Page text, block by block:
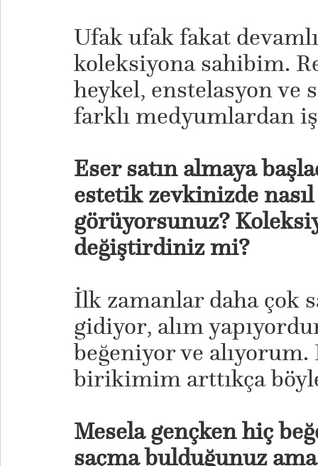
Ufak ufak fakat
koleksiyona sahibim.
heykel, enstelasyon ve
farklı medyumlardan
Eser satın almaya
estetik zevkinizde
görüyorsunuz?
değiştirdiniz mi?
İlk zamanlar daha çok
gidiyor, alım
beğeniyor ve
birikimim arttıkça
Mesela gençken hiç
saçma bulduğunuz